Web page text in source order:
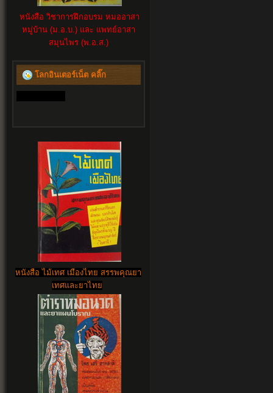
หนังสือ วิชาการฝึกอบรม หมออาสา
หมู่บ้าน (ม.อ.บ.) และ แพทย์อาสา
สมุนไพร (พ.อ.ส.)
โลกอินเตอร์เน็ต คลิ๊ก
หนังสือ ไม้เทศ เมืองไทย สรรพคุณยา
เทศและยาไทย